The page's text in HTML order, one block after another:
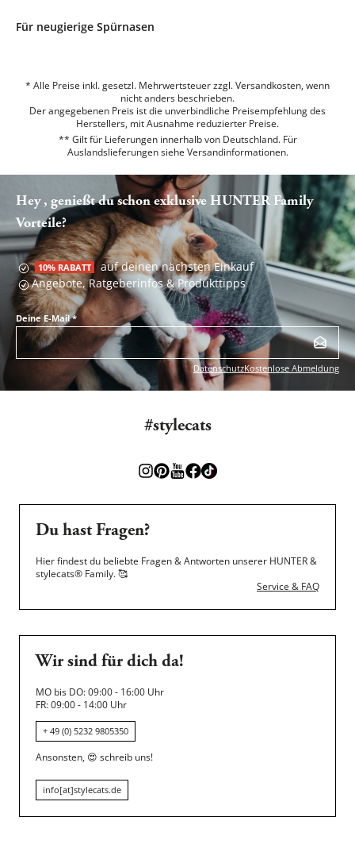
Für neugierige Spürnasen
* Alle Preise inkl. gesetzl. Mehrwertsteuer zzgl. Versandkosten, wenn
nicht anders beschrieben.
Der angegebenen Preis ist die unverbindliche Preisempfehlung des
Herstellers, mit Ausnahme reduzierter Preise.
** Gilt für Lieferungen innerhalb von Deutschland. Für
Auslandslieferungen siehe Versandinformationen.
Hey , genießt du schon exklusive HUNTER Family
Vorteile?
10% RABATT auf deinen nächsten Einkauf
Angebote, Ratgeberinfos & Produkttipps
Deine E-Mail*
DatenschutzKostenlose Abmeldung
#stylecats
Du hast Fragen?
Hier findest du beliebte Fragen & Antworten unserer HUNTER &
stylecats® Family.🥰
Service & FAQ
Wir sind für dich da!
MO bis DO: 09:00 - 16:00 Uhr
FR: 09:00 - 14:00 Uhr
+ 49 (0) 5232 9805350
Ansonsten, 😍 schreib uns!
info[at]stylecats.de